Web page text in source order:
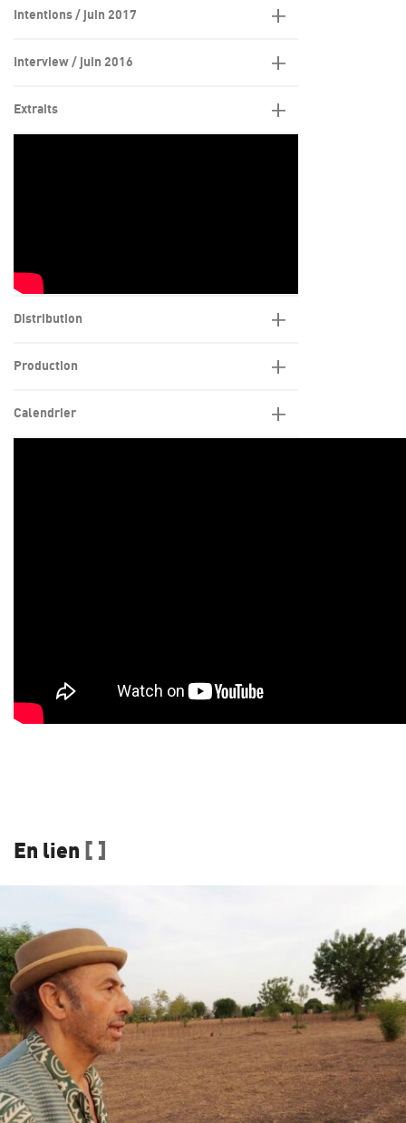
Intentions / juin 2017
Interview / juin 2016
Extraits
Distribution
Production
Calendrier
En lien [ ]